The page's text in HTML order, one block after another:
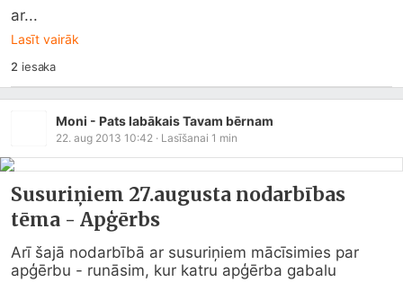
ar...
Lasīt vairāk
2 iesaka
Moni - Pats labākais Tavam bērnam
22. aug 2013 10:42 · Lasīšanai 1 min
Susuriņiem 27.augusta nodarbības
tēma - Apģērbs
Arī šajā nodarbībā ar susuriņiem mācīsimies par
apģērbu - runāsim, kur katru apģērba gabalu